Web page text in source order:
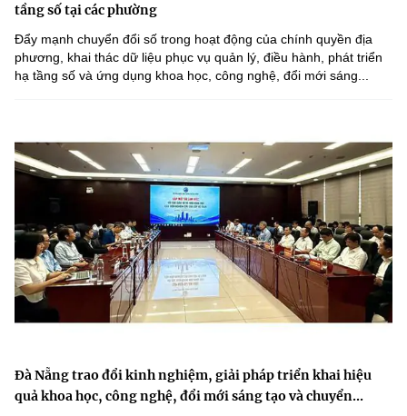
tầng số tại các phường
Đẩy mạnh chuyển đổi số trong hoạt động của chính quyền địa
phương, khai thác dữ liệu phục vụ quản lý, điều hành, phát triển
hạ tầng số và ứng dụng khoa học, công nghệ, đổi mới sáng...
Đà Nẵng trao đổi kinh nghiệm, giải pháp triển khai hiệu
quả khoa học, công nghệ, đổi mới sáng tạo và chuyển...